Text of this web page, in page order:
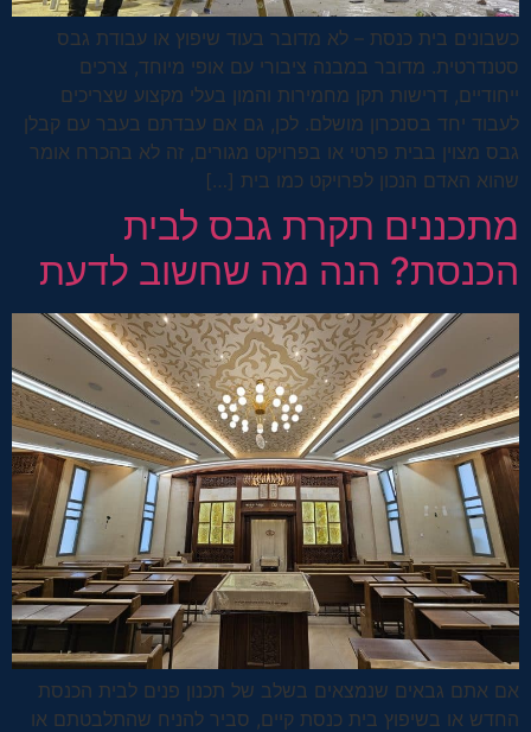
כשבונים בית כנסת – לא מדובר בעוד שיפוץ או עבודת גבס
סטנדרטית. מדובר במבנה ציבורי עם אופי מיוחד, צרכים
ייחודיים, דרישות תקן מחמירות והמון בעלי מקצוע שצריכים
לעבוד יחד בסנכרון מושלם. לכן, גם אם עבדתם בעבר עם קבלן
גבס מצוין בבית פרטי או בפרויקט מגורים, זה לא בהכרח אומר
שהוא האדם הנכון לפרויקט כמו בית […]
מתכננים תקרת גבס לבית
הכנסת? הנה מה שחשוב לדעת
אם אתם גבאים שנמצאים בשלב של תכנון פנים לבית הכנסת
החדש או בשיפוץ בית כנסת קיים, סביר להניח שהתלבטתם או